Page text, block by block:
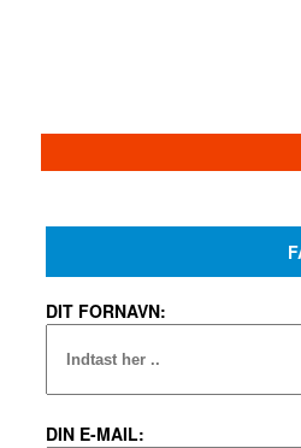
DIT FORNAVN:
DIN E-MAIL: